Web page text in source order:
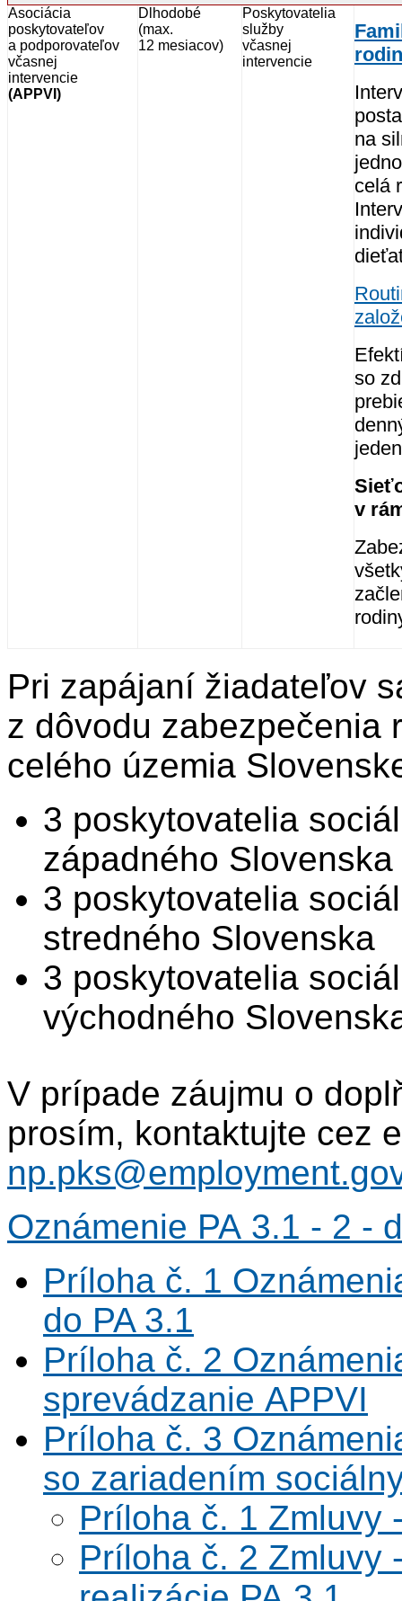
Asociácia
poskytovateľov
a podporovateľov
včasnej
intervencie
(APPVI)
Dlhodobé
(max.
12 mesiacov)
Poskytovatelia
služby
včasnej
intervencie
na
celá
so
v
Pri zapájaní žiadateľov
z dôvodu zabezpečenia
celého územia
3 poskytovatelia
západného Slovenska
3 poskytovatelia
stredného Slovenska
3 poskytovatelia
východného
V prípade záujmu o
prosím, kontaktujte cez
Oznámenie PA 3.1 - 2 -
Príloha č. 1
do PA 3.1
Príloha č. 2
sprevádzanie APPVI
Príloha č. 3
so zariadením
Príloha č. 1
Príloha č. 2 Zmluvy